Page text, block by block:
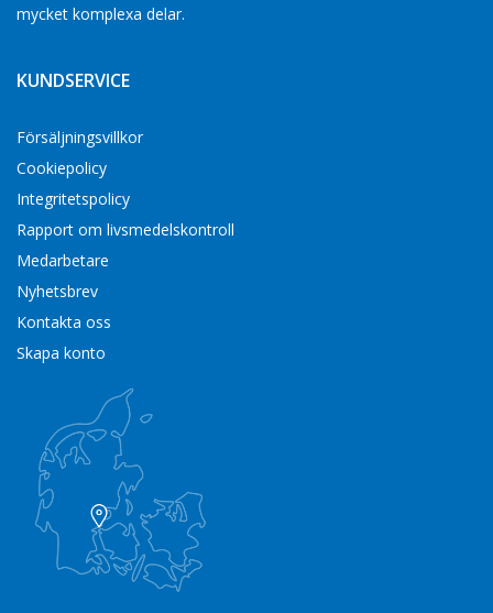
mycket komplexa delar.
KUNDSERVICE
Försäljningsvillkor
Cookiepolicy
Integritetspolicy
Rapport om livsmedelskontroll
Medarbetare
Nyhetsbrev
Kontakta oss
Skapa konto